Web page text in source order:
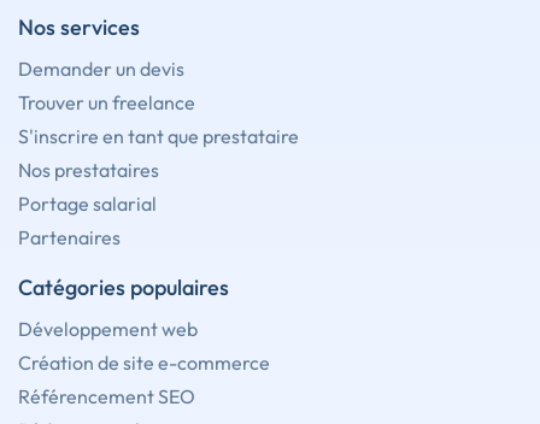
Nos services
Demander un devis
Trouver un freelance
S'inscrire en tant que prestataire
Nos prestataires
Portage salarial
Partenaires
Catégories populaires
Développement web
Création de site e-commerce
Référencement SEO